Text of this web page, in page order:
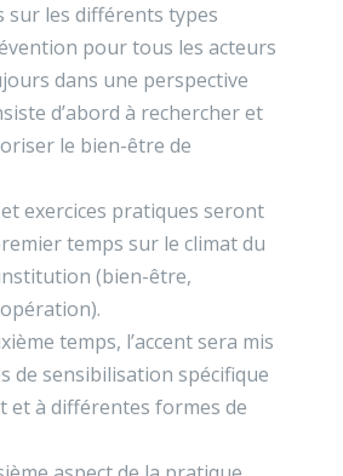
sur les différents types
pour tous les acteurs
dans une perspective
d’abord à rechercher et
le bien-être de
exercices pratiques seront
temps sur le climat du
(bien-être,
temps, l’accent sera mis
de sensibilisation spécifique
et à différentes formes de